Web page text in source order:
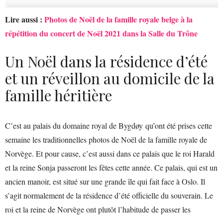
Lire aussi : Photos de Noël de la famille royale belge à la
répétition du concert de Noël 2021 dans la Salle du Trône
Un Noël dans la résidence d’été
et un réveillon au domicile de la
famille héritière
C’est au palais du domaine royal de Bygdøy qu’ont été prises cette
semaine les traditionnelles photos de Noël de la famille royale de
Norvège. Et pour cause, c’est aussi dans ce palais que le roi Harald
et la reine Sonja passeront les fêtes cette année. Ce palais, qui est un
ancien manoir, est situé sur une grande île qui fait face à Oslo. Il
s’agit normalement de la résidence d’été officielle du souverain. Le
roi et la reine de Norvège ont plutôt l’habitude de passer les